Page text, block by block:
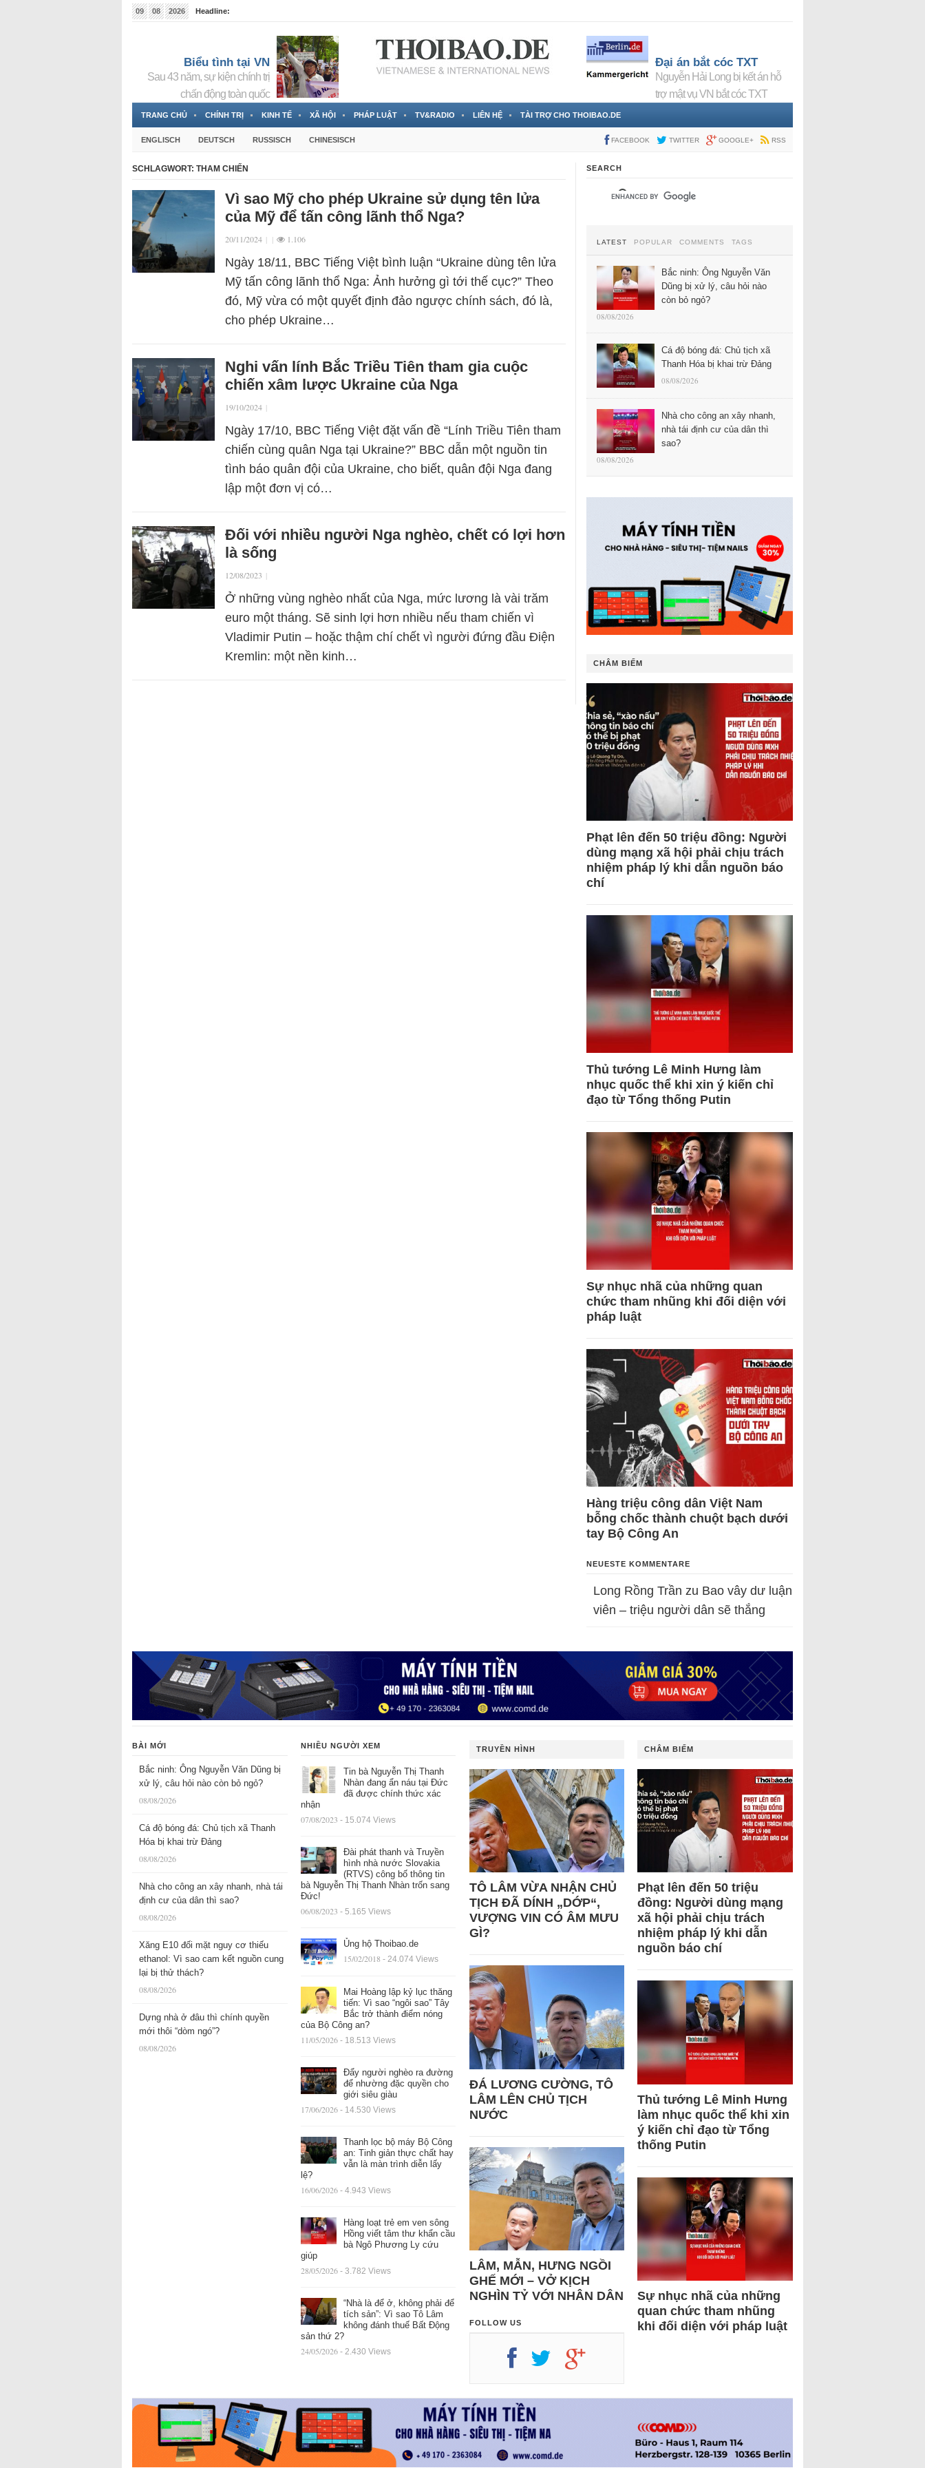
09 08 2026
Headline:
Biểu tình tại VN
Sau 43 năm, sự kiện chính trị
chấn động toàn quốc
Đại án bắt cóc TXT
Nguyễn Hải Long bị kết án hỗ
trợ mật vụ VN bắt cóc TXT
TRANG CHỦ CHÍNH TRỊ KINH TẾ XÃ HỘI PHÁP LUẬT TV&RADIO LIÊN HỆ TÀI TRỢ CHO THOIBAO.DE
ENGLISCH DEUTSCH RUSSISCH CHINESISCH FACEBOOK TWITTER GOOGLE+ RSS
SCHLAGWORT: THAM CHIẾN
Vì sao Mỹ cho phép Ukraine sử dụng tên lửa
của Mỹ để tấn công lãnh thổ Nga?
20/11/2024 | | 1.106
Ngày 18/11, BBC Tiếng Việt bình luận “Ukraine dùng tên lửa
Mỹ tấn công lãnh thổ Nga: Ảnh hưởng gì tới thế cục?” Theo
đó, Mỹ vừa có một quyết định đảo ngược chính sách, đó là,
cho phép Ukraine…
Nghi vấn lính Bắc Triều Tiên tham gia cuộc
chiến xâm lược Ukraine của Nga
19/10/2024 |
Ngày 17/10, BBC Tiếng Việt đặt vấn đề “Lính Triều Tiên tham
chiến cùng quân Nga tại Ukraine?” BBC dẫn một nguồn tin
tình báo quân đội của Ukraine, cho biết, quân đội Nga đang
lập một đơn vị có…
Đối với nhiều người Nga nghèo, chết có lợi hơn
là sống
12/08/2023 |
Ở những vùng nghèo nhất của Nga, mức lương là vài trăm
euro một tháng. Sẽ sinh lợi hơn nhiều nếu tham chiến vì
Vladimir Putin – hoặc thậm chí chết vì người đứng đầu Điện
Kremlin: một nền kinh…
SEARCH
LATEST POPULAR COMMENTS TAGS
Bắc ninh: Ông Nguyễn Văn
Dũng bị xử lý, câu hỏi nào
còn bỏ ngỏ?
08/08/2026
Cá độ bóng đá: Chủ tịch xã
Thanh Hóa bị khai trừ Đảng
08/08/2026
Nhà cho công an xây nhanh,
nhà tái định cư của dân thì
sao?
08/08/2026
CHÂM BIẾM
Phạt lên đến 50 triệu đồng: Người
dùng mạng xã hội phải chịu trách
nhiệm pháp lý khi dẫn nguồn báo
chí
Thủ tướng Lê Minh Hưng làm
nhục quốc thể khi xin ý kiến chỉ
đạo từ Tổng thống Putin
Sự nhục nhã của những quan
chức tham nhũng khi đối diện với
pháp luật
Hàng triệu công dân Việt Nam
bỗng chốc thành chuột bạch dưới
tay Bộ Công An
NEUESTE KOMMENTARE
Long Rồng Trần zu Bao vây dư luận
viên – triệu người dân sẽ thắng
BÀI MỚI
Bắc ninh: Ông Nguyễn Văn Dũng bị
xử lý, câu hỏi nào còn bỏ ngỏ?
08/08/2026
Cá độ bóng đá: Chủ tịch xã Thanh
Hóa bị khai trừ Đảng
08/08/2026
Nhà cho công an xây nhanh, nhà tái
định cư của dân thì sao?
08/08/2026
Xăng E10 đối mặt nguy cơ thiếu
ethanol: Vì sao cam kết nguồn cung
lại bị thử thách?
08/08/2026
Dựng nhà ở đâu thì chính quyền
mới thôi “dòm ngó”?
08/08/2026
NHIỀU NGƯỜI XEM
Tin bà Nguyễn Thị Thanh
Nhàn đang ẩn náu tại Đức
đã được chính thức xác
nhận
07/08/2023 - 15.074 Views
Đài phát thanh và Truyền
hình nhà nước Slovakia
(RTVS) công bố thông tin
bà Nguyễn Thị Thanh Nhàn trốn sang
Đức!
06/08/2023 - 5.165 Views
Ủng hộ Thoibao.de
15/02/2018 - 24.074 Views
Mai Hoàng lập kỷ lục thăng
tiến: Vì sao “ngôi sao” Tây
Bắc trở thành điểm nóng
của Bộ Công an?
11/05/2026 - 18.513 Views
Đẩy người nghèo ra đường
để nhường đặc quyền cho
giới siêu giàu
17/06/2026 - 14.530 Views
Thanh lọc bộ máy Bộ Công
an: Tinh giản thực chất hay
vẫn là màn trình diễn lấy
lệ?
16/06/2026 - 4.943 Views
Hàng loạt trẻ em ven sông
Hồng viết tâm thư khẩn cầu
bà Ngô Phương Ly cứu
giúp
28/05/2026 - 3.782 Views
“Nhà là để ở, không phải để
tích sản”: Vì sao Tô Lâm
không đánh thuế Bất Động
sản thứ 2?
24/05/2026 - 2.430 Views
TRUYỀN HÌNH
TÔ LÂM VỪA NHẬN CHỦ
TỊCH ĐÃ DÍNH „DỚP“,
VƯỢNG VIN CÓ ÂM MƯU
GÌ?
ĐÁ LƯƠNG CƯỜNG, TÔ
LÂM LÊN CHỦ TỊCH
NƯỚC
LÂM, MẪN, HƯNG NGỒI
GHẾ MỚI – VỞ KỊCH
NGHÌN TỶ VỚI NHÂN DÂN
FOLLOW US
CHÂM BIẾM
Phạt lên đến 50 triệu
đồng: Người dùng mạng
xã hội phải chịu trách
nhiệm pháp lý khi dẫn
nguồn báo chí
Thủ tướng Lê Minh Hưng
làm nhục quốc thể khi xin
ý kiến chỉ đạo từ Tổng
thống Putin
Sự nhục nhã của những
quan chức tham nhũng
khi đối diện với pháp luật